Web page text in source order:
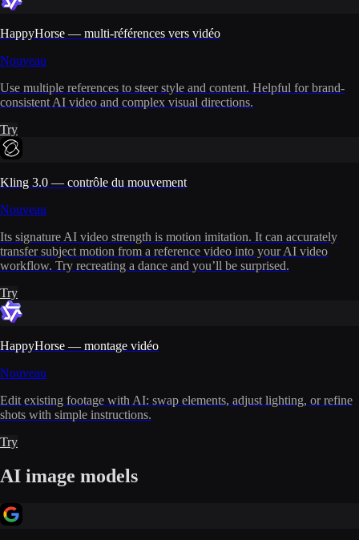
HappyHorse — multi-références vers vidéo
Nouveau
Use multiple references to steer style and content. Helpful for brand-
consistent AI video and complex visual directions.
Try
Kling 3.0 — contrôle du mouvement
Nouveau
Its signature AI video strength is motion imitation. It can accurately
transfer subject motion from a reference video into your AI video
workflow. Try recreating a dance and you’ll be surprised.
Try
HappyHorse — montage vidéo
Nouveau
Edit existing footage with AI: swap elements, adjust lighting, or refine
shots with simple instructions.
Try
AI image models